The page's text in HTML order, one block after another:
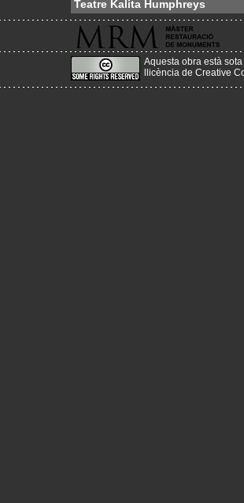
Teatre Kalita Humphreys
Aquesta obra està
llicència de Creative